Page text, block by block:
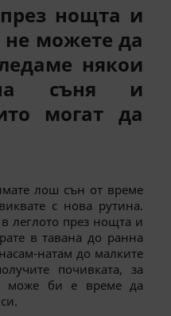
нощта и
можете да
някои
на съня и
могат да
лош сън от време
с нова рутина.
леглото през нощта и
в тавана до ранна
натам до малките
почивката, за
може би е време да